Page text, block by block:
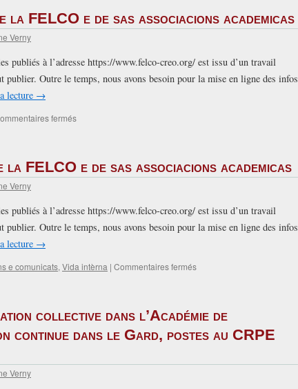
05-
26
–
Les
FELCO e de sas associacions academicas
Verny
publiés à l’adresse https://www.felco-creo.org/ est issu d’un travail
publier. Outre le temps, nous avons besoin pour la mise en ligne des infos
lecture →
ferméssur
–
La
la
FELCO
sas
FELCO e de sas associacions academicas
Verny
publiés à l’adresse https://www.felco-creo.org/ est issu d’un travail
publier. Outre le temps, nous avons besoin pour la mise en ligne des infos
lecture →
e comunicats, Vida intèrna | Commentaires ferméssur
–
letra
la
collective dans l’Académie de
continue dans le Gard, postes au CRPE
Verny